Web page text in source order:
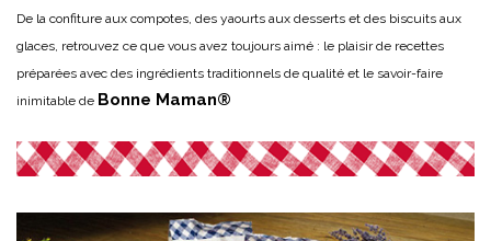
De la confiture aux compotes, des yaourts aux desserts et des biscuits aux
glaces, retrouvez ce que vous avez toujours aimé : le plaisir de recettes
préparées avec des ingrédients traditionnels de qualité et le savoir-faire
inimitable de Bonne Maman®